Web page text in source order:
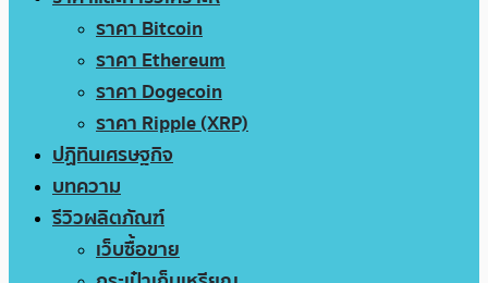
ราคา Bitcoin
ราคา Ethereum
ราคา Dogecoin
ราคา Ripple (XRP)
ปฏิทินเศรษฐกิจ
บทความ
รีวิวผลิตภัณฑ์
เว็บซื้อขาย